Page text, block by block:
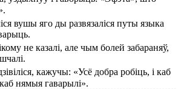
вушы яго ды развязаліся путы языка
не казалі, але чым болей забараняў,
кажучы: «Усё добра робіць, і каб
каб нямыя гаварылі».